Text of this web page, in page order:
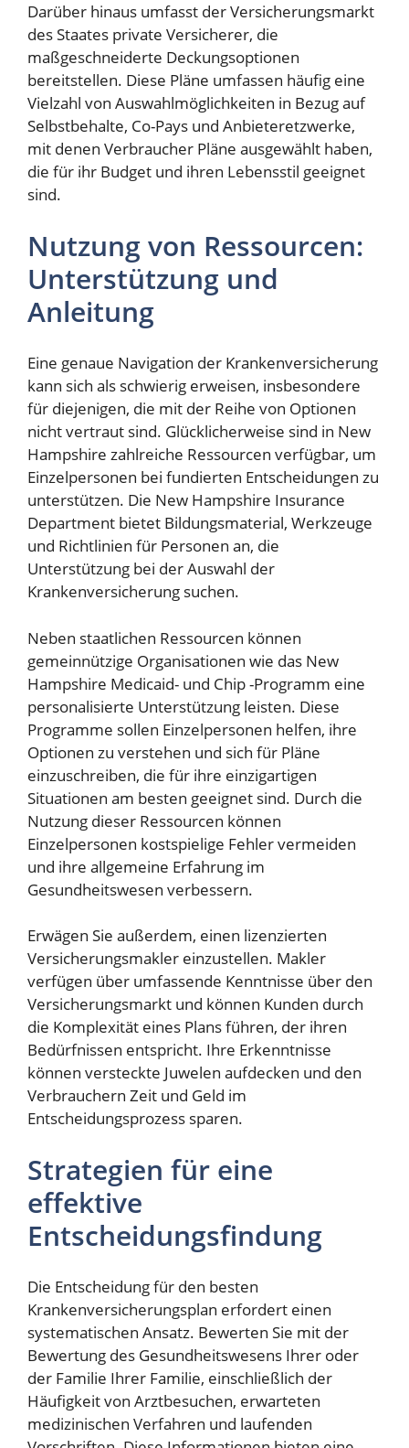
Darüber hinaus umfasst der Versicherungsmarkt
des Staates private Versicherer, die
maßgeschneiderte Deckungsoptionen
bereitstellen. Diese Pläne umfassen häufig eine
Vielzahl von Auswahlmöglichkeiten in Bezug auf
Selbstbehalte, Co-Pays und Anbieteretzwerke,
mit denen Verbraucher Pläne ausgewählt haben,
die für ihr Budget und ihren Lebensstil geeignet
sind.
Nutzung von Ressourcen:
Unterstützung und
Anleitung
Eine genaue Navigation der Krankenversicherung
kann sich als schwierig erweisen, insbesondere
für diejenigen, die mit der Reihe von Optionen
nicht vertraut sind. Glücklicherweise sind in New
Hampshire zahlreiche Ressourcen verfügbar, um
Einzelpersonen bei fundierten Entscheidungen zu
unterstützen. Die New Hampshire Insurance
Department bietet Bildungsmaterial, Werkzeuge
und Richtlinien für Personen an, die
Unterstützung bei der Auswahl der
Krankenversicherung suchen.
Neben staatlichen Ressourcen können
gemeinnützige Organisationen wie das New
Hampshire Medicaid- und Chip -Programm eine
personalisierte Unterstützung leisten. Diese
Programme sollen Einzelpersonen helfen, ihre
Optionen zu verstehen und sich für Pläne
einzuschreiben, die für ihre einzigartigen
Situationen am besten geeignet sind. Durch die
Nutzung dieser Ressourcen können
Einzelpersonen kostspielige Fehler vermeiden
und ihre allgemeine Erfahrung im
Gesundheitswesen verbessern.
Erwägen Sie außerdem, einen lizenzierten
Versicherungsmakler einzustellen. Makler
verfügen über umfassende Kenntnisse über den
Versicherungsmarkt und können Kunden durch
die Komplexität eines Plans führen, der ihren
Bedürfnissen entspricht. Ihre Erkenntnisse
können versteckte Juwelen aufdecken und den
Verbrauchern Zeit und Geld im
Entscheidungsprozess sparen.
Strategien für eine
effektive
Entscheidungsfindung
Die Entscheidung für den besten
Krankenversicherungsplan erfordert einen
systematischen Ansatz. Bewerten Sie mit der
Bewertung des Gesundheitswesens Ihrer oder
der Familie Ihrer Familie, einschließlich der
Häufigkeit von Arztbesuchen, erwarteten
medizinischen Verfahren und laufenden